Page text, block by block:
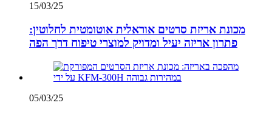
15/03/25
מכונת אריזת סרטים אוראלית אוטומטית לחלוטין:
פתרון אריזה יעיל ומדויק למוצרי טיפוח דרך הפה
05/03/25